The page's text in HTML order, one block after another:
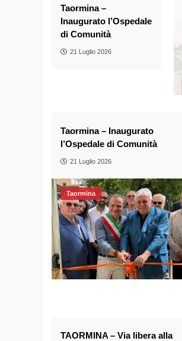
Taormina –
Inaugurato l’Ospedale
di Comunità
21 Luglio 2026
Taormina
Taormina – Inaugurato
l’Ospedale di Comunità
21 Luglio 2026
TAORMINA – Via libera alla